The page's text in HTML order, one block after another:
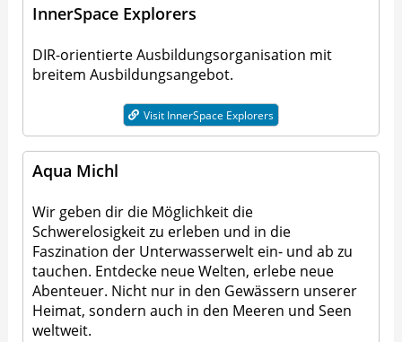
InnerSpace Explorers
DIR-orientierte Ausbildungsorganisation mit
breitem Ausbildungsangebot.
Visit InnerSpace Explorers
Aqua Michl
Wir geben dir die Möglichkeit die
Schwerelosigkeit zu erleben und in die
Faszination der Unterwasserwelt ein- und ab zu
tauchen. Entdecke neue Welten, erlebe neue
Abenteuer. Nicht nur in den Gewässern unserer
Heimat, sondern auch in den Meeren und Seen
weltweit.